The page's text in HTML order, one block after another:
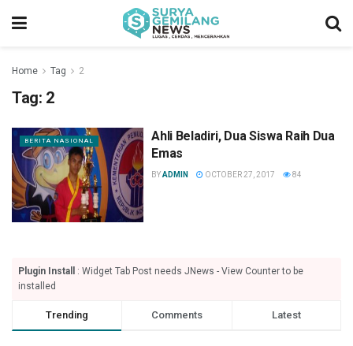
Home Tag 2
Tag: 2
BERITA NASIONAL
Ahli Beladiri, Dua Siswa Raih Dua
Emas
BYADMIN OCTOBER 27, 2017 84
Plugin Install
: Widget Tab Post needs JNews - View Counter to be
installed
Trending Comments Latest